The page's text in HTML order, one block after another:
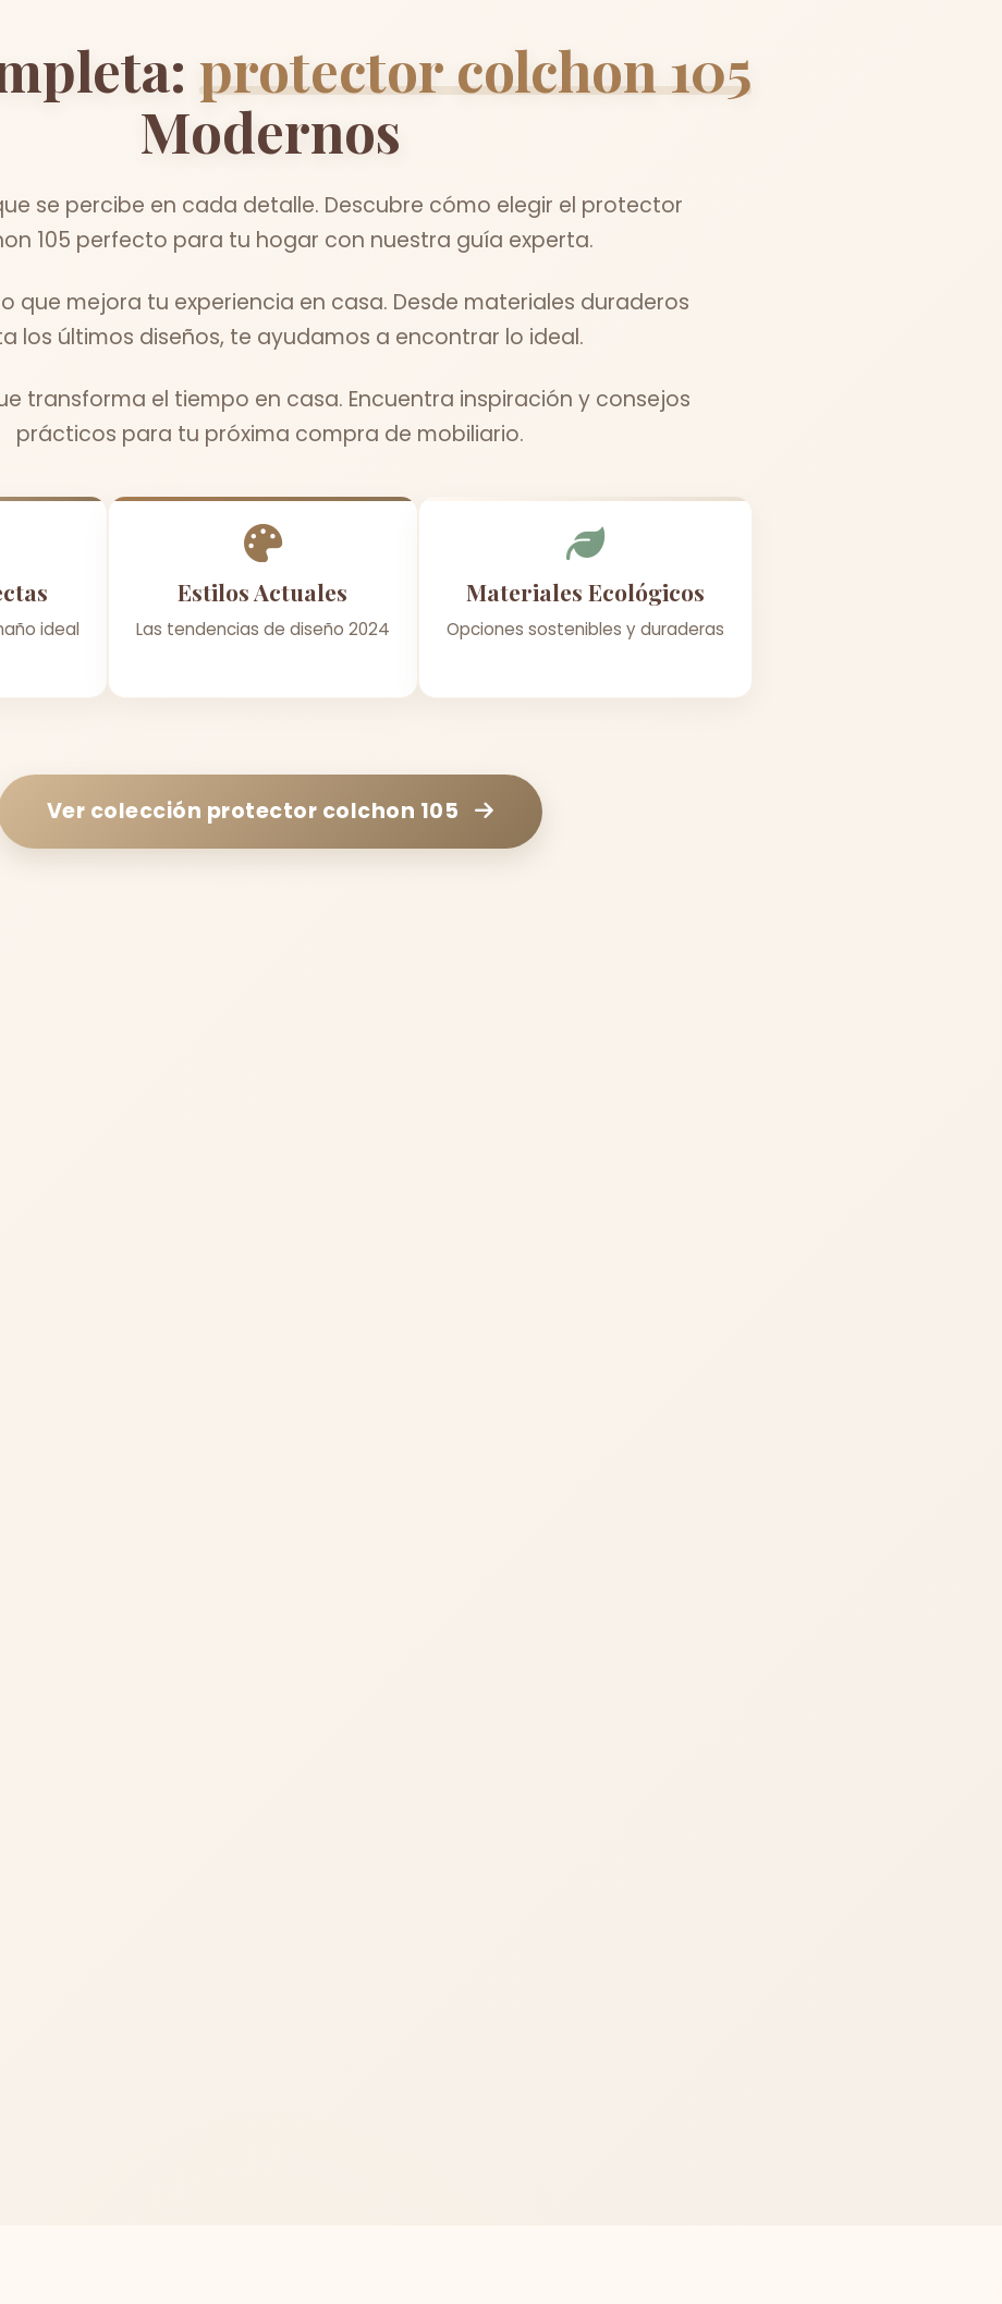
protector colchon 105
Modernos
se percibe en cada detalle. Descubre cómo elegir el protector
105 perfecto para tu hogar con nuestra guía experta.
que mejora tu experiencia en casa. Desde materiales duraderos
los últimos diseños, te ayudamos a encontrar lo ideal.
transforma el tiempo en casa. Encuentra inspiración y consejos
prácticos para tu próxima compra de mobiliario.
ideal
Estilos Actuales
Las tendencias de diseño 2024
Materiales Ecológicos
Opciones sostenibles y duraderas
Ver colección protector colchon 105